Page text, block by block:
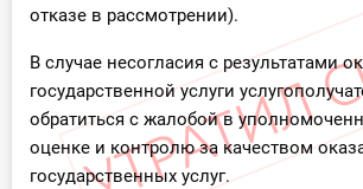
отказе в рассмотрении).
В случае несогласия с результатами
государственной услуги
обратиться с жалобой в
оценке и контролю за качеством
государственных услуг.